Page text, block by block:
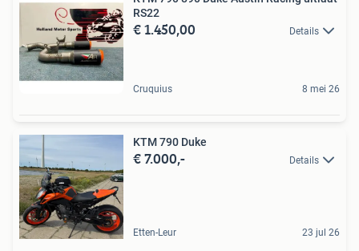
RS22
€ 1.450,00 Details
Cruquius 8 mei 26
KTM 790 Duke
€ 7.000,- Details
Etten-Leur 23 jul 26